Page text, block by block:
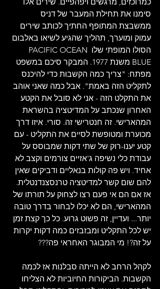
סימנו את תחילת המעבר של דניס
ממשבצת המתופף החתיך לכותב שירים
עמוק ומוערך, תהליך שהגיע לשיאו באלבום
הסולו המופתי שלו PACIFIC OCEAN
BLUE משנת 1977. המבקר סיכם במשפט
מפתח: "צריך כמה הקשבות כדי להיכנס
לתקליט הזה באמת". אבל כמה שאני אוהב
את התקלט הזה - אני לא סובל את הקטע
האחרון שנכתב על המדיטציה בהשראת
המהארישי. זה חנטרישי זה. סורי. איזו דרך
מכוערת ומטופשת לסיים את התקליט - עם
קטע יענו-רוק של שתי דקות שמבוסס על
עבודת כלי נשיפה ג'אזיים צורמים וקצב לא
אחיד. ויש פה קולות בנאליים ודביקים שאין
להם שום קשר למדיטציה טרנסצנדנטלית.
אז אם הם אי פעם רצו לצחוק על תורתו של
המהארישי, הם לא יכלו לבחור בדרך טובה
יותר... ועדיין, זה פשוט גרוע. כל כך קצת זמן
יש לכל התקליט ומבזבזים כמה דקות יקרות
על זה?! מי המבוגר האחראי פה???
לקהל הרחב לא הייתה סבלנות אז לכמה
הקשבות. הביקורות החיוביות לא הצליחו